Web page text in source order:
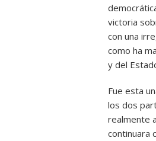
victoria
con una
como ha
y del
Fue esta
los dos
realmente
continuara